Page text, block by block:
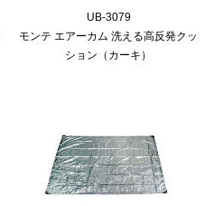
UB-3079
モンテ エアーカム 洗える高反発クッ
ション（カーキ）